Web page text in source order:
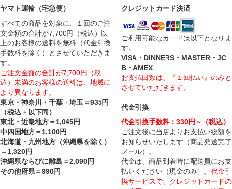
ヤマト運輸（宅急便）
すべての商品を対象に、１回のご注
文金額の合計が7,700円（税込）以
上のお客様の送料を無料（代金引換
手数料を除く）とさせていただきま
す。
ご注文金額の合計が7,700円（税
込）未満のお客様の送料は、地域に
より異なります。
東京・神奈川・千葉・埼玉＝935円
（税込・以下同）
東北・近畿地方＝1,045円
中四国地方＝1,100円
北海道・九州地方（沖縄県を除く）
＝1,320円
沖縄県ならびに離島＝2,090円
その他府県＝990円
クレジットカード決済
ご利用可能なカードは以下となりま
す。
VISA・DINNERS・MASTER・JC
B・AMEX
お支払回数は、『１回払い』のみと
させていただきます。
代金引換
代金引換手数料：330円～（税込）
ご注文後に当店よりお支払い総額を
お知らせいたします（商品発送完了
メール）。
代金は、商品到着時に配送員にお支
払いください（現金のみ）。 代金引
換サービスで、クレジットカードの